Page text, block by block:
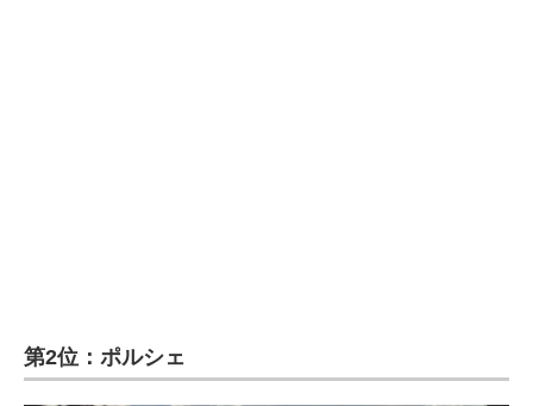
電子設計の基本と応用
第2位：ポルシェ